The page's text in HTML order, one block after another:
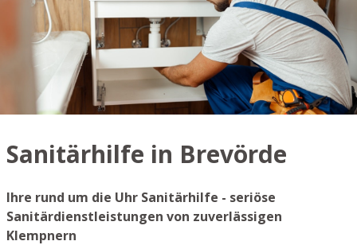
Sanitärhilfe in Brevörde
Ihre rund um die Uhr Sanitärhilfe - seriöse
Sanitärdienstleistungen von zuverlässigen
Klempnern